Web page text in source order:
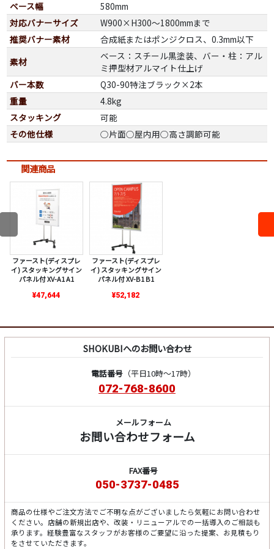
ベース幅
580mm
対応バナーサイズ
W900×H300～1800mmまで
推奨バナー素材
合成紙またはポンジクロス、0.3mm以下
素材
ベース：スチール黒塗装、バー・柱：アル
ミ押型材アルマイト仕上げ
バー本数
Q30-90特注ブラック×2本
重量
4.8kg
スタッキング
可能
その他仕様
○片面○屋内用○高さ調節可能
関連商品
ファースト(ディスプレ
イ) スタッキングサイン
パネル付 XV-A1 A1
¥47,644
ファースト(ディスプレ
イ) スタッキングサイン
パネル付 XV-B1 B1
¥52,182
SHOKUBIへのお問い合わせ
電話番号（平日10時～17時）
072-768-8600
メールフォーム
お問い合わせフォーム
FAX番号
050-3737-0485
商品の仕様やご注文方法でご不明な点がございましたら気軽にお問い合わせ
ください。店舗の新規出店や、改装・リニューアルでの一括導入のご相談も
承ります。経験豊富なスタッフがお客様のご要望に沿った提案、お見積もり
をさせていただきます。